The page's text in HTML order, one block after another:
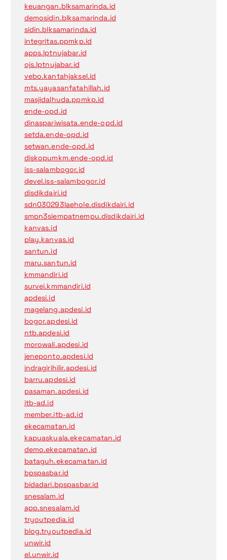
keuangan.blksamarinda.id
demosidin.blksamarinda.id
sidin.blksamarinda.id
integritas.ppmkp.id
apps.lptnujabar.id
ojs.lptnujabar.id
vebo.kantahjaksel.id
mts.yayasanfatahillah.id
masjidalhuda.ppmkp.id
ende-opd.id
dinaspariwisata.ende-opd.id
setda.ende-opd.id
setwan.ende-opd.id
diskopumkm.ende-opd.id
iss-salambogor.id
devel.iss-salambogor.id
disdikdairi.id
sdn030293laehole.disdikdairi.id
smpn3siempatnempu.disdikdairi.id
kanvas.id
play.kanvas.id
santun.id
maru.santun.id
kmmandiri.id
survei.kmmandiri.id
apdesi.id
magelang.apdesi.id
bogor.apdesi.id
ntb.apdesi.id
morowali.apdesi.id
jeneponto.apdesi.id
indragirihilir.apdesi.id
barru.apdesi.id
pasaman.apdesi.id
itb-ad.id
member.itb-ad.id
ekecamatan.id
kapuaskuala.ekecamatan.id
demo.ekecamatan.id
bataguh.ekecamatan.id
bpspasbar.id
bidadari.bpspasbar.id
snesalam.id
app.snesalam.id
tryoutpedia.id
blog.tryoutpedia.id
unwir.id
el.unwir.id